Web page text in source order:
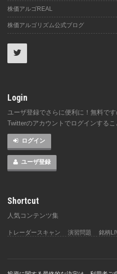
株価アルゴREAL
株価アルゴリズム公式ブログ
Login
ユーザ登録でさらに便利に！無料で
Twitterのアカウントでログインするこ
ログイン
ユーザ登録
Shortcut
人気コンテンツ集
トレーダースキャン 演習問題 銘柄